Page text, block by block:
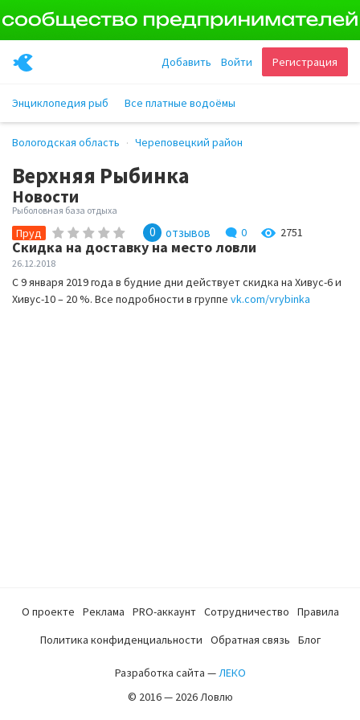
Регистрация
Войти
Добавить
Энциклопедия рыб Все платные водоёмы
Вологодская область Череповецкий район
Верхняя Рыбинка
Новости
Рыболовная база отдыха
Пруд 0 отзывов 0 2751
Скидка на доставку на место ловли
26.12.2018
С 9 января 2019 года в будние дни действует скидка на Хивус-6 и
Хивус-10 – 20 %. Все подробности в группе vk.com/vrybinka
О проекте Реклама PRO-аккаунт Сотрудничество
Правила
Политика конфиденциальности
Обратная связь Блог
Разработка сайта —ЛЕКО
© 2016 — 2026 Ловлю